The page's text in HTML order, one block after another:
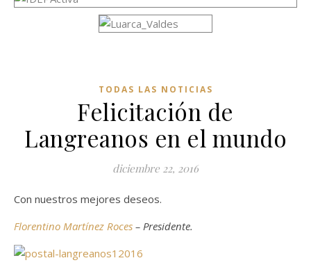
TODAS LAS NOTICIAS
Felicitación de
Langreanos en el mundo
diciembre 22, 2016
Con nuestros mejores deseos.
Florentino Martínez Roces – Presidente.